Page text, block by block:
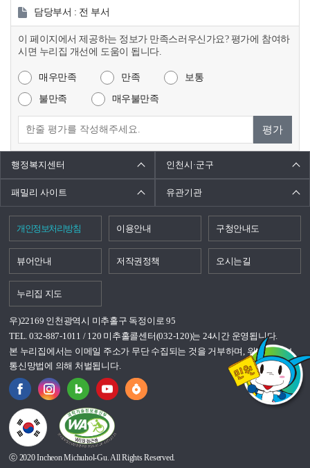
담당부서 : 전 부서
이 페이지에서 제공하는 정보가 만족스러우신가요? 평가에 참여하
시면 누리집 개선에 도움이 됩니다.
매우만족 만족 보통
불만족 매우불만족
평가
행정복지센터 인천시·군구
패밀리 사이트 유관기관
개인정보처리방침 이용안내 구청안내도
뷰어안내 저작권정책 오시는길
누리집 지도
우)22169 인천광역시 미추홀구 독정이로 95
TEL. 032-887-1011 / 120 미추홀콜센터(032-120)는 24시간 운영됩니다.
본 누리집에서는 이메일 주소가 무단 수집되는 것을 거부하며, 위반시 정보
통신망법에 의해 처벌됩니다.
국가상징이란?
ⓒ 2020 Incheon Michuhol-Gu. All Rights Reserved.